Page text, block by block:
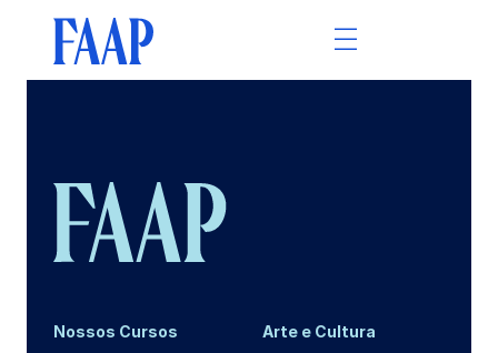
Nossos Cursos Arte e Cultura